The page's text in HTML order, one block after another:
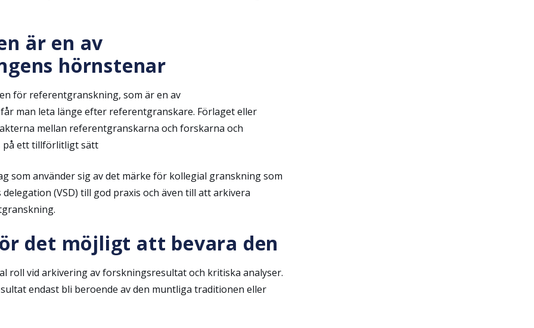
är en av
hörnstenar
för referentgranskning, som är en av
man leta länge efter referentgranskare. Förlaget eller
mellan referentgranskarna och forskarna och
ett tillförlitligt sätt
som använder sig av det märke för kollegial granskning som
(VSD) till god praxis och även till att arkivera
det möjligt att bevara den
roll vid arkivering av forskningsresultat och kritiska analyser.
endast bli beroende av den muntliga traditionen eller